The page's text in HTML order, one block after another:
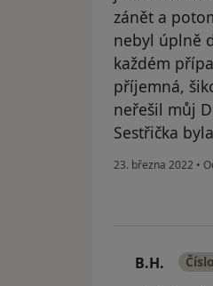
zánět a
nebyl úplně
každém
příjemná,
neřešil můj
Sestřička
23. března 2022 •
B.H.